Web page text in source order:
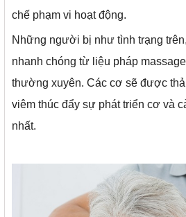
chế phạm vi hoạt động.
Những người bị như tình trạng
nhanh chóng từ liệu pháp
thường xuyên. Các cơ sẽ được
viêm thúc đẩy sự phát triển cơ và
nhất.